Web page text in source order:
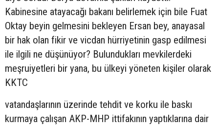
Kabinesine atayacağı bakanı belirlemek için bile Fuat
Oktay beyin gelmesini bekleyen Ersan bey, anayasal
bir hak olan fikir ve vicdan hürriyetinin gasp edilmesi
ile ilgili ne düşünüyor? Bulundukları mevkilerdeki
meşruiyetleri bir yana, bu ülkeyi yöneten kişiler olarak
KKTC
vatandaşlarının üzerinde tehdit ve korku ile baskı
kurmaya çalışan AKP-MHP ittifakının yaptıklarına dair